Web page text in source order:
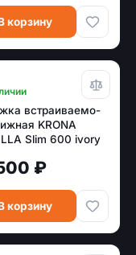
корзину
встраиваемо-
KRONA
Slim 600 ivory
₽
корзину